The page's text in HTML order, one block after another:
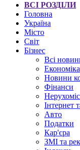
ВСІ РОЗДІЛИ
Головна
Україна
Місто
Світ
Бізнес
Всі
Економіка
Новини
Фінанси
Інтернет
Авто
Податки
Кар'єра
ЗМІ та